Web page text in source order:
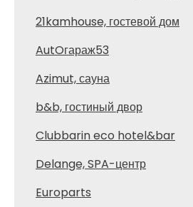
21kamhouse, гостевой дом
AutOгараж53
Azimut, сауна
b&b, гостиный двор
Clubbarin eco hotel&bar
Delange, SPA-центр
Europarts